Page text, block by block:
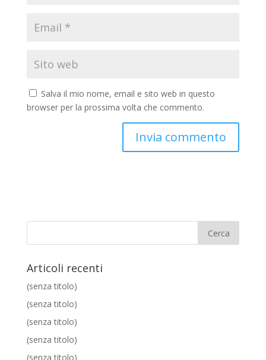
Salva il mio nome, email e sito web in questo
browser per la prossima volta che commento.
Articoli recenti
(senza titolo)
(senza titolo)
(senza titolo)
(senza titolo)
(senza titolo)